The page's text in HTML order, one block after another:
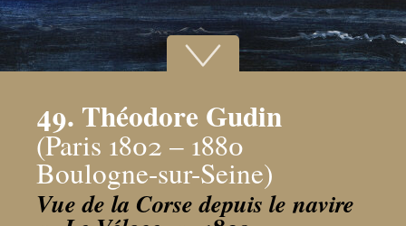
49. Théodore Gudin
(Paris 1802 – 1880
Boulogne-sur-Seine)
Vue de la Corse depuis le navire